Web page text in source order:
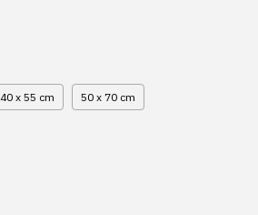
40 x 55 cm 50 x 70 cm